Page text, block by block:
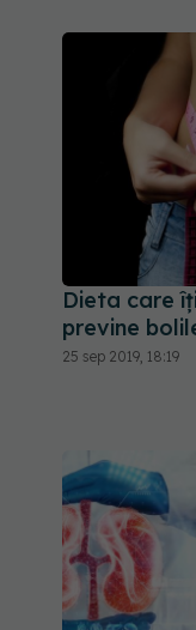
Dieta care
previne
25 sep 2019, 18:19